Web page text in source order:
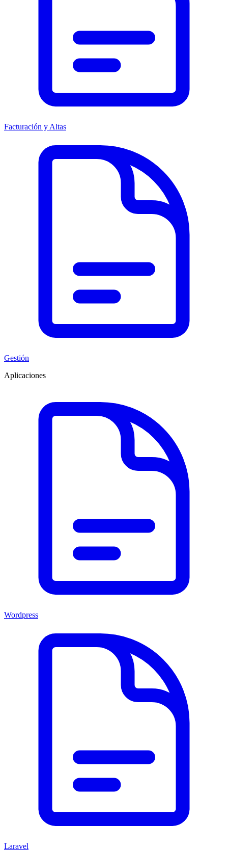
Facturación y Altas
Gestión
Aplicaciones
Wordpress
Laravel